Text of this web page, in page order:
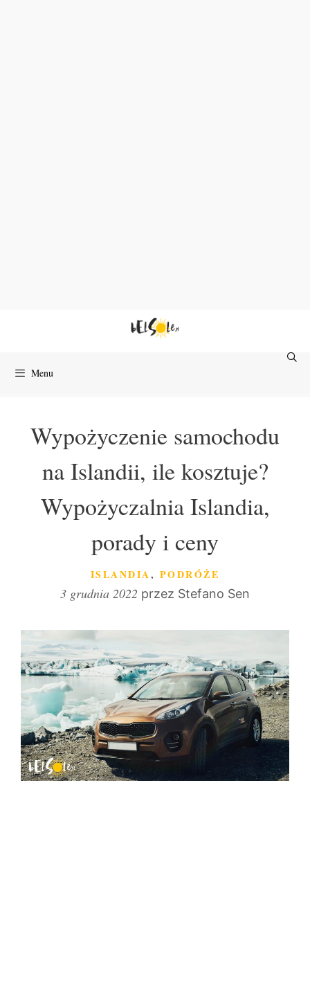
Menu
Wypożyczenie samochodu
na Islandii, ile kosztuje?
Wypożyczalnia Islandia,
porady i ceny
KATEGORIE
ISLANDIA, PODRÓŻE
3 grudnia 2022 przez Stefano Sen